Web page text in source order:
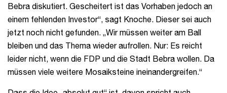
Bebra diskutiert. Gescheitert ist das Vorhaben jedoch an
einem fehlenden Investor“, sagt Knoche. Dieser sei auch
jetzt noch nicht gefunden. „Wir müssen weiter am Ball
bleiben und das Thema wieder aufrollen. Nur: Es reicht
leider nicht, wenn die FDP und die Stadt Bebra wollen. Da
müssen viele weitere Mosaiksteine ineinandergreifen.“